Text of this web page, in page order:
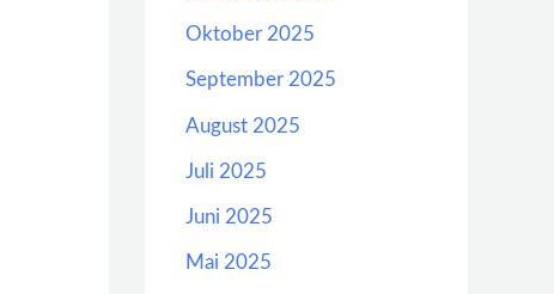
Oktober 2025
September 2025
August 2025
Juli 2025
Juni 2025
Mai 2025